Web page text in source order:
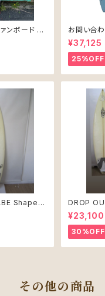
ンボード ソ
お問い合
SALLY シャリー
ド 61L
¥37,125
25%OFF
モデル
DROP
ェープ：
¥23,100
30%OFF
その他の商品